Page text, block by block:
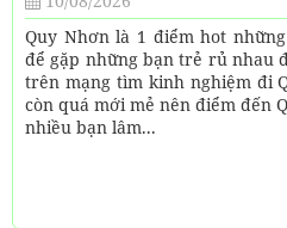
Quy Nhơn là 1 điểm hot
để gặp những bạn trẻ rủ nhau
trên mạng tìm kinh nghiệm đi
còn quá mới mẻ nên điểm đến
nhiều bạn lâm...